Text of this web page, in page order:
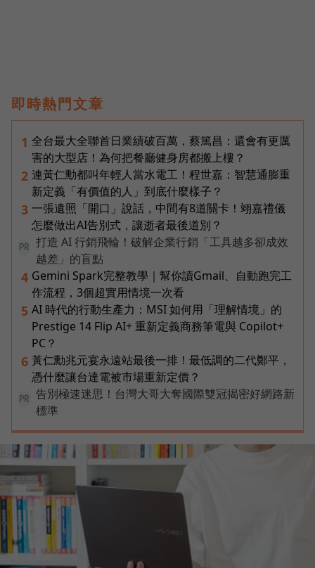
即時熱門文章
1 全台最大全聯首日業績破百萬，蔡篤昌：還會有更厲
害的大型店！為何把餐廳健身房都搬上樓？
2 連黃仁勳都叫年輕人當水電工！程世嘉：智慧通膨重
新定義「有價值的人」到底什麼樣子？
3 一張遺照「開口」說話，中間有8道關卡！翊嘉禮儀
怎麼做出AI告別式，讓逝者最後道別？
PR
打造 AI 行銷飛輪！破解企業行銷「工具越多卻成效
越差」的盲點
4 Gemini Spark完整教學｜幫你讀Gmail、自動跑完工
作流程，3個超實用情境一次看
5 AI 時代的行動生產力：MSI 如何用「理解情境」的
Prestige 14 Flip AI+ 重新定義商務筆電與 Copilot+
PC？
6 黃仁勳兆元宴永遠站最後一排！最低調的二代鄭平，
憑什麼讓台達電被市場重新定價？
PR
告別極速迷思！台灣大哥大奪國際雙冠揭密好網路新
標準